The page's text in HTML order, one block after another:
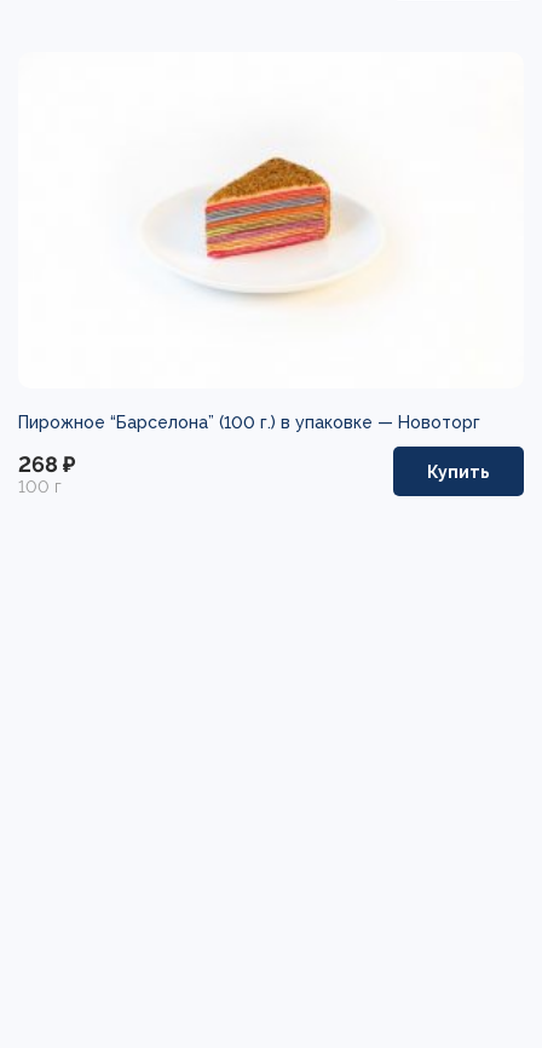
Пирожное “Барселона” (100 г.) в упаковке — Новоторг
268 ₽
100 г
Купить